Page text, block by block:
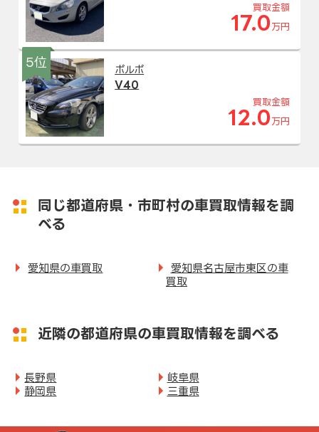
買取金額
17.0 万円
5位
ボルボ
V40
買取金額
12.0 万円
同じ都道府県・市町村の車買取情報を調
べる
愛知県の車買取
愛知県名古屋市東区の車
買取
近隣の都道府県の車買取情報を調べる
長野県
岐阜県
静岡県
三重県